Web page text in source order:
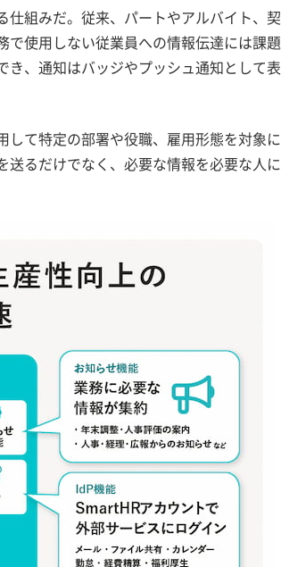
仕組みだ。従来、パートやアルバイト、契
使用しない従業員への情報伝達には課題
、通知はバッジやプッシュ通知として表
て特定の部署や役職、雇用形態を対象に
るだけでなく、必要な情報を必要な人に